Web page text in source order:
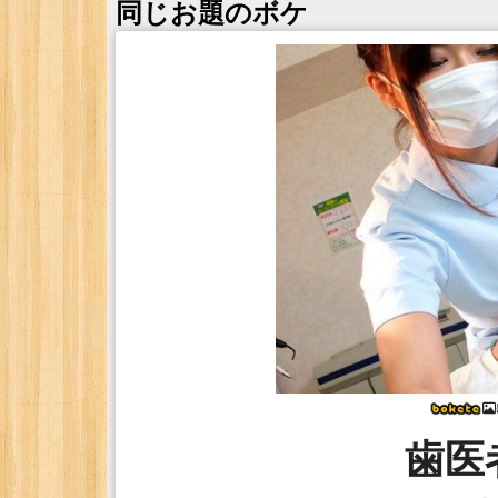
同じお題のボケ
歯医